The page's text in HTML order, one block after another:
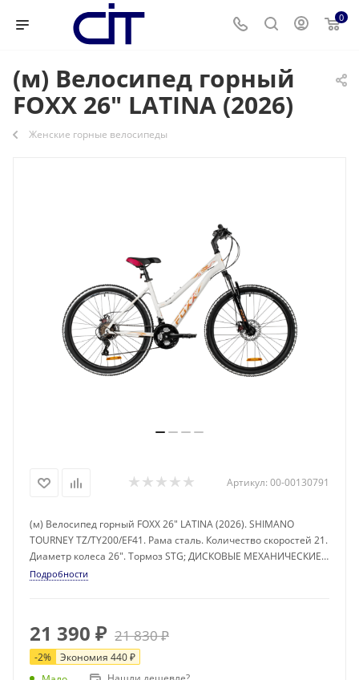
0
(м) Велосипед горный
FOXX 26" LATINA (2026)
Женские горные велосипеды
Артикул: 00-00130791
(м) Велосипед горный FOXX 26" LATINA (2026). SHIMANO
TOURNEY TZ/TY200/EF41. Рама сталь. Количество скоростей 21.
Диаметр колеса 26". Тормоз STG; ДИСКОВЫЕ МЕХАНИЧЕСКИЕ
STG 160ММ
Подробности
21 390 ₽ 21 830₽
-2% Экономия 440₽